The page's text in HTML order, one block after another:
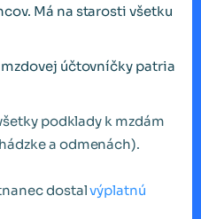
Má na starosti všetku
mzdovej účtovníčky patria
podklady k mzdám
a odmenách).
dostalvýplatnú